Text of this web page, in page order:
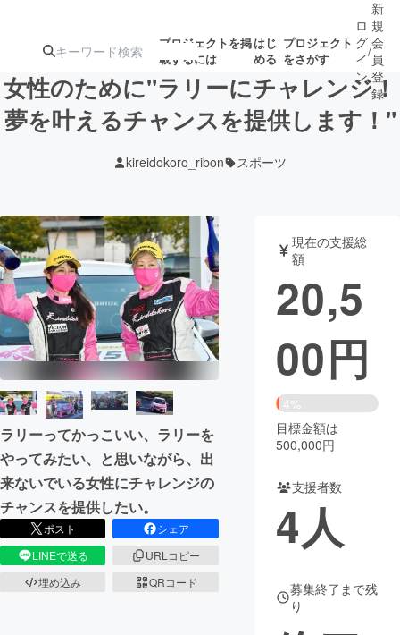
プロジェクトを掲
載するには
はじ
める
プロジェクト
をさがす
ジェクト
ロジェクト
アート・写真 音楽
テクノロジー・ガジェット ゲーム・
映像・映画 書籍・雑誌
ビジネス・起業 チャレンジ
まちづくり・地域活性化
CAMPFIRE for Social Good
CAMPFIRE Creation
CAMPFIREふるさと納税machi-ya コミュニティ
ロ
グ
イ
ン
/
新
規
会
員
登
録
女性のために"ラリーにチャレンジ！
夢を叶えるチャンスを提供します！"
kireidokoro_ribon スポーツ
ラリーってかっこいい、ラリーを
やってみたい、と思いながら、出
来ないでいる女性にチャレンジの
チャンスを提供したい。
ポスト
シェア
LINEで送る
URLコピー
埋め込み
QRコード
現在の支援総
額
20,5
00円
4%
目標金額は
500,000円
支援者数
4人
募集終了まで残
り